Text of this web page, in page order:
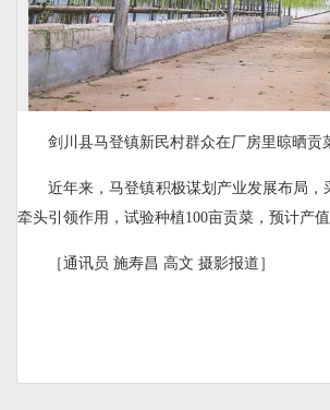
剑川县马登镇新民村群众在厂房里晾晒贡
近年来，马登镇积极谋划产业发展布局
牵头引领作用，试验种植100亩贡菜，预计产值
［通讯员 施寿昌 高文 摄影报道］